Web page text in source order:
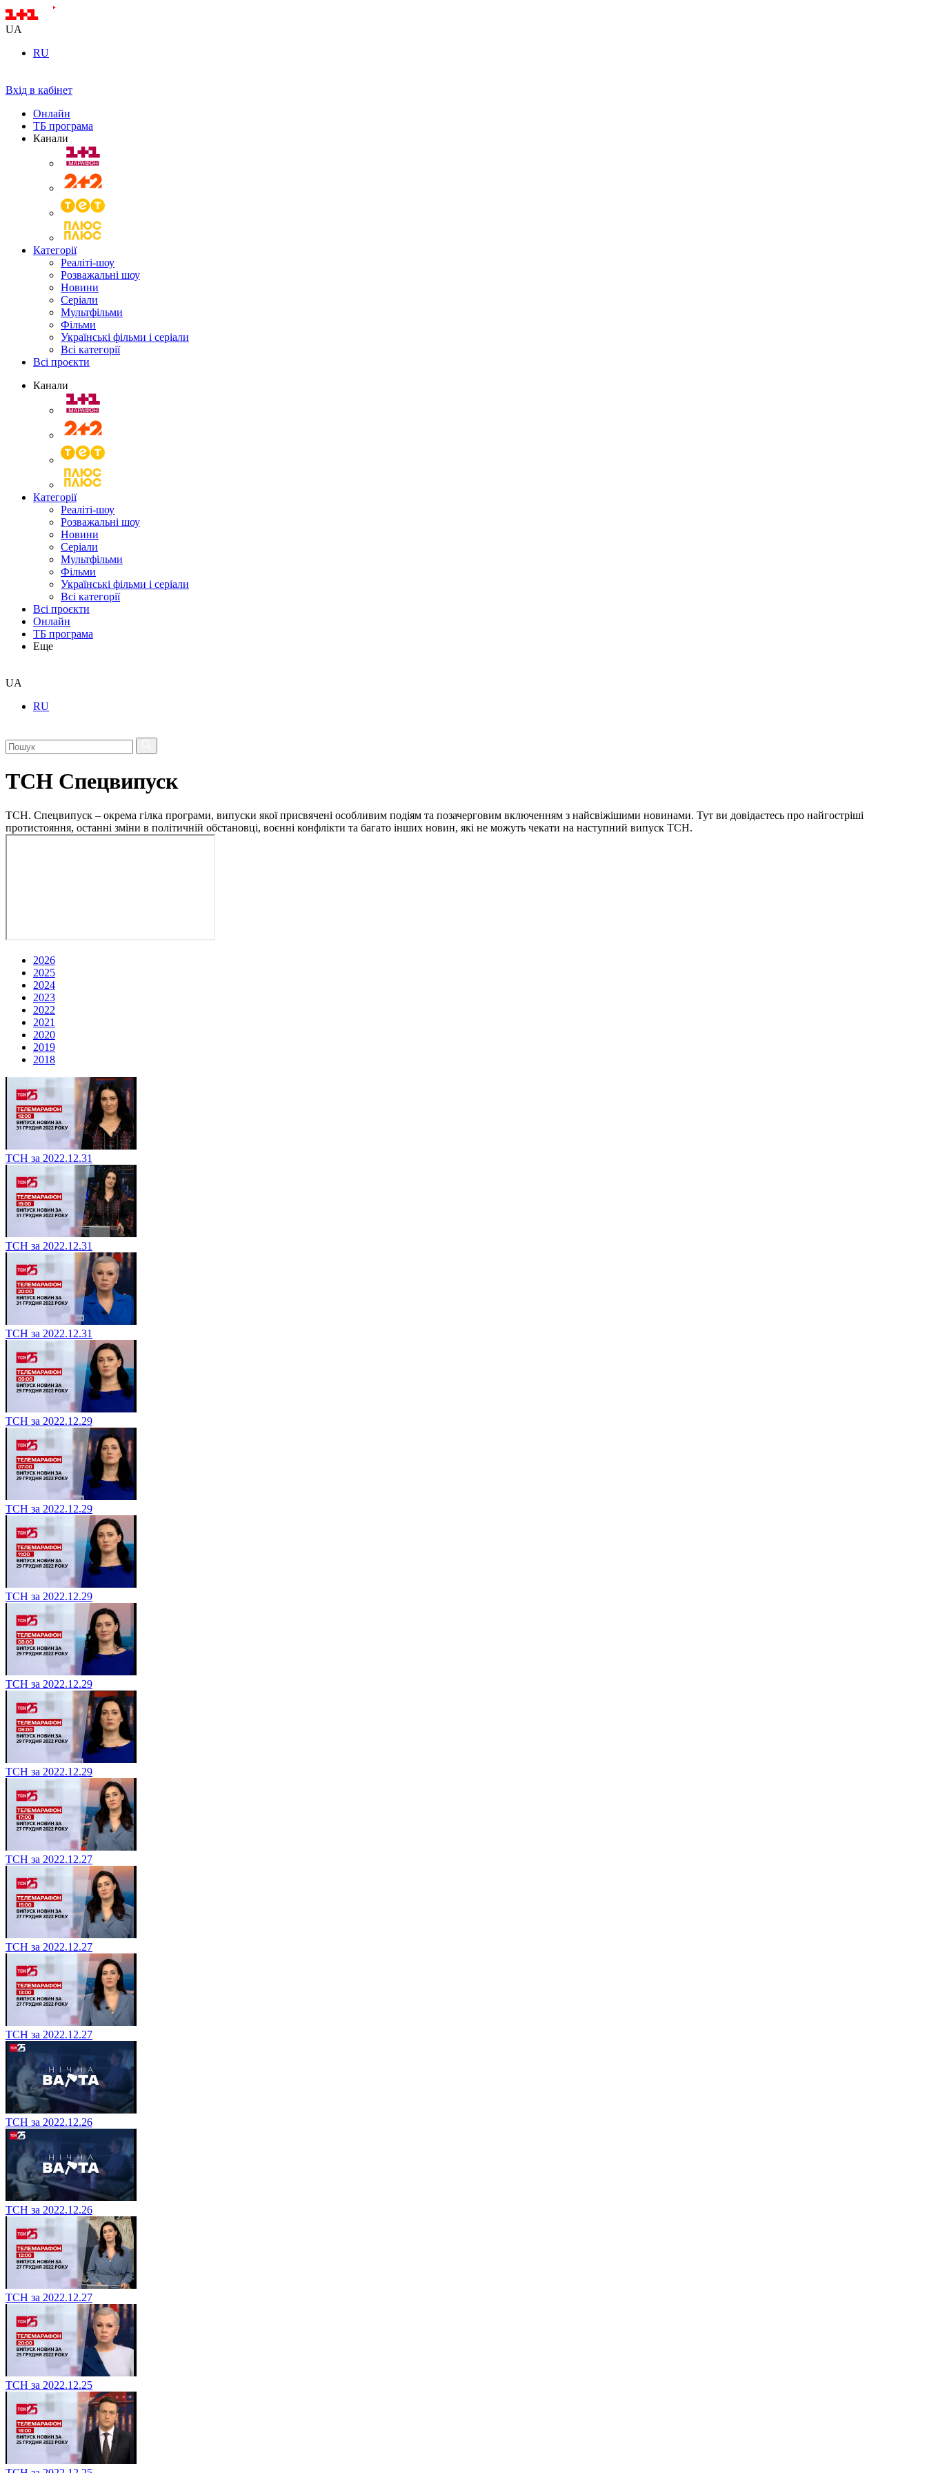
UA
RU
Вхід в кабінет
Онлайн
ТБ програма
Канали
Категорії
Реаліті-шоу
Розважальні шоу
Новини
Серіали
Мультфільми
Фільми
Українські фільми і серіали
Всі категорії
Всі проєкти
Канали
Категорії
Реаліті-шоу
Розважальні шоу
Новини
Серіали
Мультфільми
Фільми
Українські фільми і серіали
Всі категорії
Всі проєкти
Онлайн
ТБ програма
Еще
UA
RU
ТСН Спецвипуск
ТСН. Спецвипуск – окрема гілка програми, випуски якої присвячені особливим подіям та позачерговим включенням з найсвіжішими новинами. Тут ви довідаєтесь про найгостріші
протистояння, останні зміни в політичній обстановці, воєнні конфлікти та багато інших новин, які не можуть чекати на наступний випуск ТСН.
2026
2025
2024
2023
2022
2021
2020
2019
2018
ТСН за 2022.12.31
ТСН за 2022.12.31
ТСН за 2022.12.31
ТСН за 2022.12.29
ТСН за 2022.12.29
ТСН за 2022.12.29
ТСН за 2022.12.29
ТСН за 2022.12.29
ТСН за 2022.12.27
ТСН за 2022.12.27
ТСН за 2022.12.27
ТСН за 2022.12.26
ТСН за 2022.12.26
ТСН за 2022.12.27
ТСН за 2022.12.25